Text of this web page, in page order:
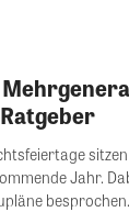
Jahr.